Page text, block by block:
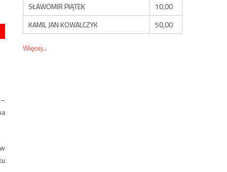
SŁAWOMIR PIĄTEK
10,00
KAMIL JAN KOWALCZYK
50,00
Więcej...